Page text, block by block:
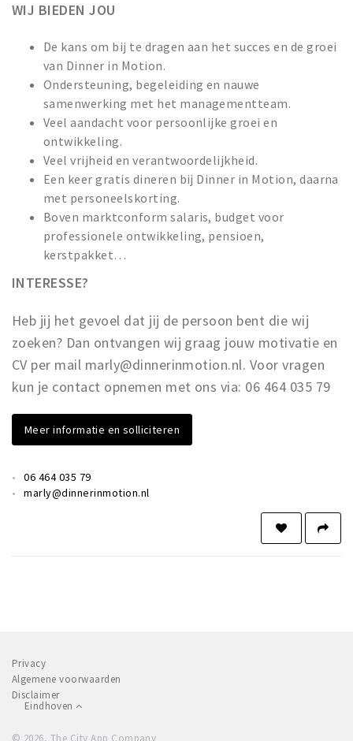
WIJ BIEDEN JOU
De kans om bij te dragen aan het succes en de groei
van Dinner in Motion.
Ondersteuning, begeleiding en nauwe
samenwerking met het managementteam.
Veel aandacht voor persoonlijke groei en
ontwikkeling.
Veel vrijheid en verantwoordelijkheid.
Een keer gratis dineren bij Dinner in Motion, daarna
met personeelskorting.
Boven marktconform salaris, budget voor
professionele ontwikkeling, pensioen,
kerstpakket…
INTERESSE?
Heb jij het gevoel dat jij de persoon bent die wij
zoeken? Dan ontvangen wij graag jouw motivatie en
CV per mail marly@dinnerinmotion.nl. Voor vragen
kun je contact opnemen met ons via: 06 464 035 79
Meer informatie en solliciteren
06 464 035 79
marly@dinnerinmotion.nl
Privacy
Algemene voorwaarden
Disclaimer
Eindhoven
© 2026, The City App Company